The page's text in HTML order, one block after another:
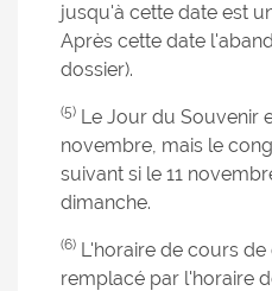
jusqu'à cette date est
Après cette date
dossier).
(5) Le Jour du Souvenir
novembre, mais le
suivant si le 11
dimanche.
(6) L'horaire de cours
remplacé par l'horaire